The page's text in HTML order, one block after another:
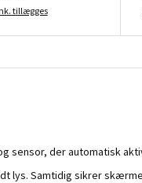
tillægges
sensor, der automatisk
lys. Samtidig sikrer